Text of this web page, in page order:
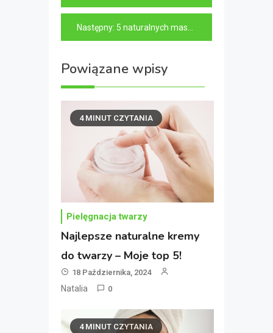
wpisu
Następny: 5 naturalnych maseczek do twarzy, które odmienią twoją skórę
Powiązane wpisy
4 MINUT CZYTANIA
Pielęgnacja twarzy
Najlepsze naturalne kremy
do twarzy – Moje top 5!
18 Października, 2024
Natalia 0
4 MINUT CZYTANIA